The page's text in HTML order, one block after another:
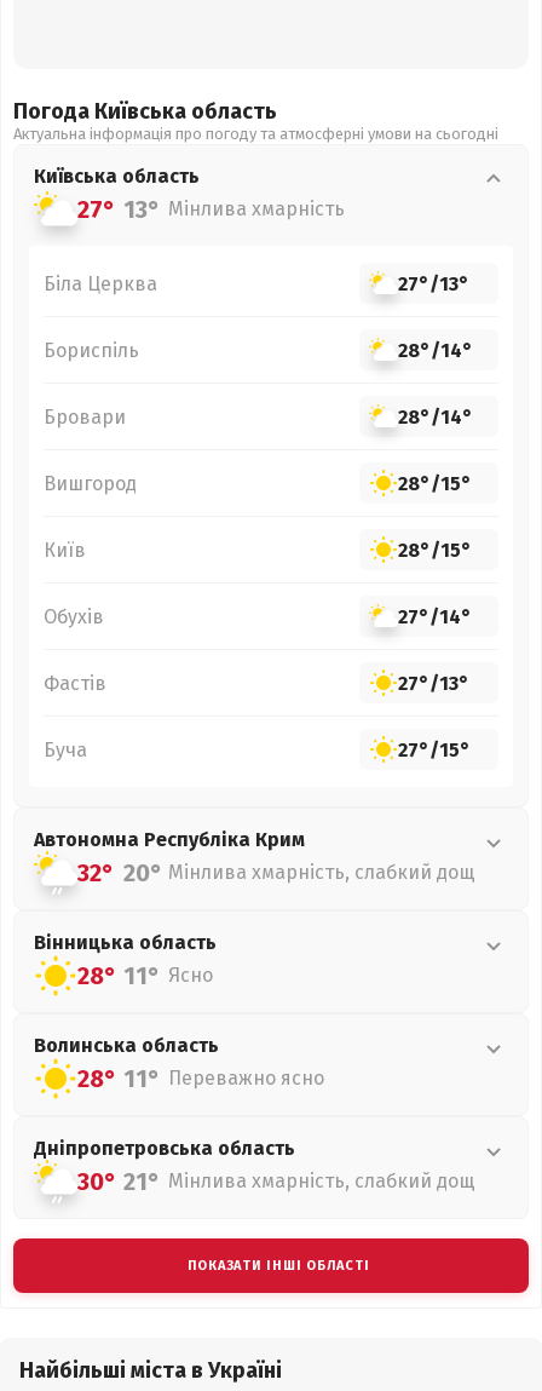
Погода Київська область
Актуальна інформація про погоду та атмосферні умови на сьогодні
Київська область
27° 13° Мінлива хмарність
Біла Церква 27°/13°
Бориспіль 28°/14°
Бровари 28°/14°
Вишгород 28°/15°
Київ 28°/15°
Обухів 27°/14°
Фастів 27°/13°
Буча 27°/15°
Автономна Республіка Крим
32° 20° Мінлива хмарність, слабкий дощ
Вінницька область
28° 11° Ясно
Волинська область
28° 11° Переважно ясно
Дніпропетровська область
30° 21° Мінлива хмарність, слабкий дощ
ПОКАЗАТИ ІНШІ ОБЛАСТІ
Найбільші міста в Україні